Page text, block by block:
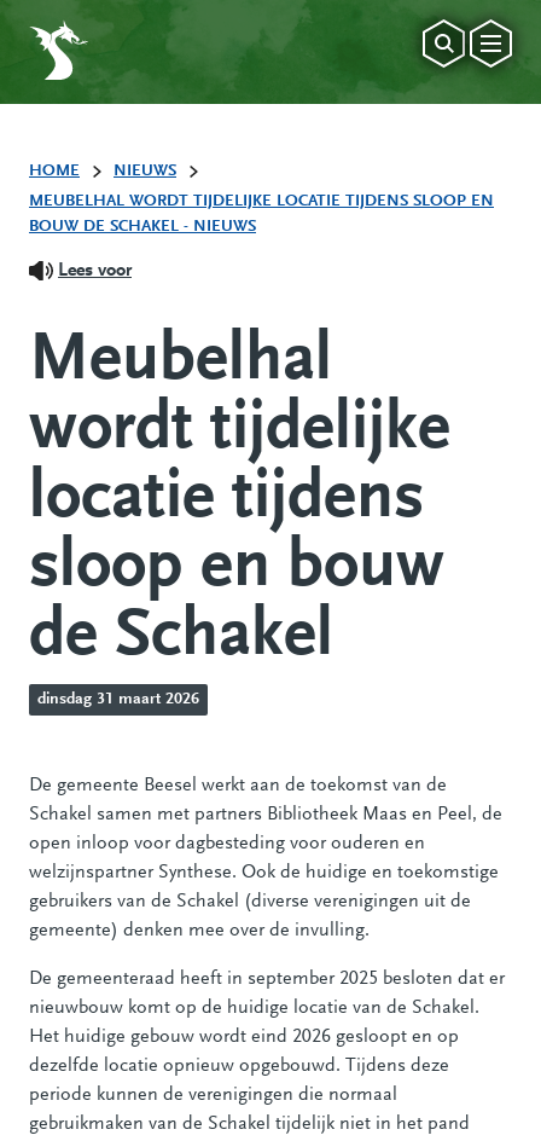
HOME
NIEUWS
MEUBELHAL WORDT TIJDELIJKE LOCATIE TIJDENS SLOOP EN
BOUW DE SCHAKEL - NIEUWS
Lees voor
Meubelhal
wordt tijdelijke
locatie tijdens
sloop en bouw
de Schakel
dinsdag 31 maart 2026
De gemeente Beesel werkt aan de toekomst van de
Schakel samen met partners Bibliotheek Maas en Peel, de
open inloop voor dagbesteding voor ouderen en
welzijnspartner Synthese. Ook de huidige en toekomstige
gebruikers van de Schakel (diverse verenigingen uit de
gemeente) denken mee over de invulling.
De gemeenteraad heeft in september 2025 besloten dat er
nieuwbouw komt op de huidige locatie van de Schakel.
Het huidige gebouw wordt eind 2026 gesloopt en op
dezelfde locatie opnieuw opgebouwd. Tijdens deze
periode kunnen de verenigingen die normaal
gebruikmaken van de Schakel tijdelijk niet in het pand